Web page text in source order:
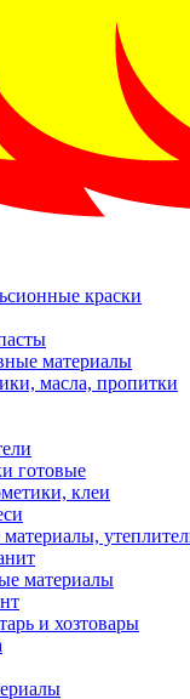
краски
материалы
масла, пропитки
готовые
клеи
материалы
и хозтовары